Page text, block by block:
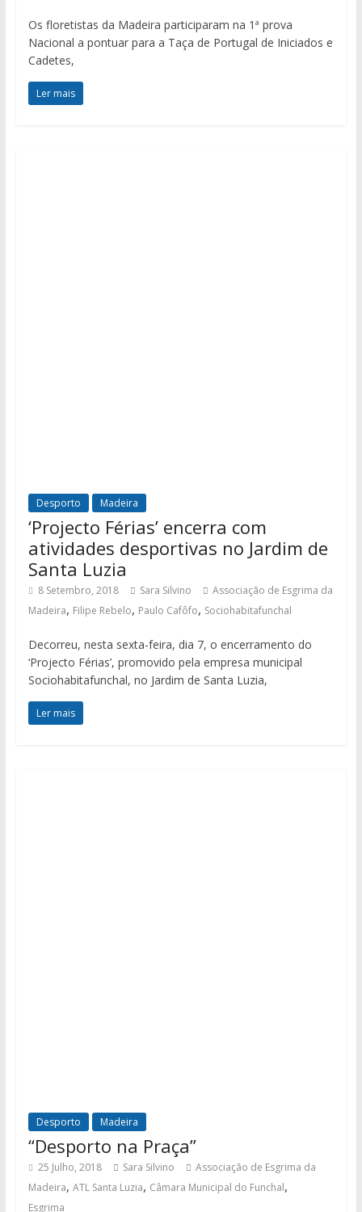
Os floretistas da Madeira participaram na 1ª prova
Nacional a pontuar para a Taça de Portugal de Iniciados e
Cadetes,
Ler mais
Desporto Madeira
‘Projecto Férias’ encerra com
atividades desportivas no Jardim de
Santa Luzia
8 Setembro, 2018 Sara Silvino
Associação de Esgrima da
Madeira, Filipe Rebelo, Paulo Cafôfo, Sociohabitafunchal
Decorreu, nesta sexta-feira, dia 7, o encerramento do
‘Projecto Férias’, promovido pela empresa municipal
Sociohabitafunchal, no Jardim de Santa Luzia,
Ler mais
Desporto Madeira
“Desporto na Praça”
25 Julho, 2018 Sara Silvino
Associação de Esgrima da
Madeira, ATL Santa Luzia, Câmara Municipal do Funchal,
Esgrima